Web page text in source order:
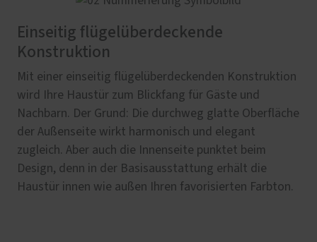
Einseitig flügelüberdeckende
Konstruktion
Mit einer einseitig flügelüberdeckenden Konstruktion
wird Ihre Haustür zum Blickfang für Gäste und
Nachbarn. Der Grund: Die durchweg glatte Oberfläche
der Außenseite wirkt harmonisch und elegant
zugleich. Aber auch die Innenseite punktet beim
Design, denn in der Basisausstattung erhält die
Haustür innen wie außen Ihren favorisierten Farbton.